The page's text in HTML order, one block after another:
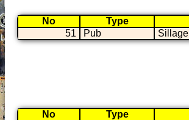
No Type
51
Pub Sillage
No Type